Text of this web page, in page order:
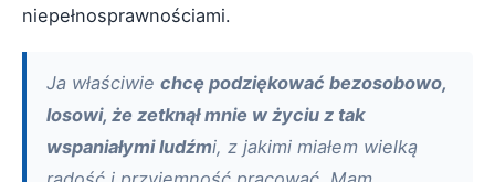
niepełnosprawnościami.
Ja właściwie chcę podziękować bezosobowo,
losowi, że zetknął mnie w życiu z tak
wspaniałymi ludźmi, z jakimi miałem wielką